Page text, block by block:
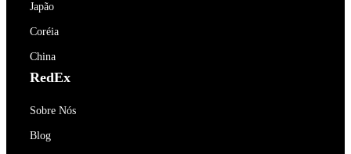
Japão
Coréia
China
RedEx
Sobre Nós
Blog